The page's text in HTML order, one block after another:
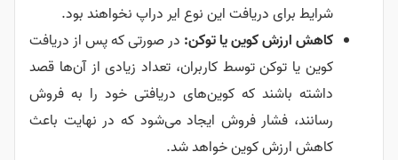
شرایط برای دریافت این نوع ایر دراپ نخواهند بود.
کاهش ارزش کوین یا توکن: در صورتی که پس از دریافت
کوین یا توکن توسط کاربران، تعداد زیادی از آن‌ها قصد
داشته باشند که کوین‌های دریافتی خود را به فروش
رسانند، فشار فروش ایجاد می‌شود که در نهایت باعث
کاهش ارزش کوین خواهد شد.